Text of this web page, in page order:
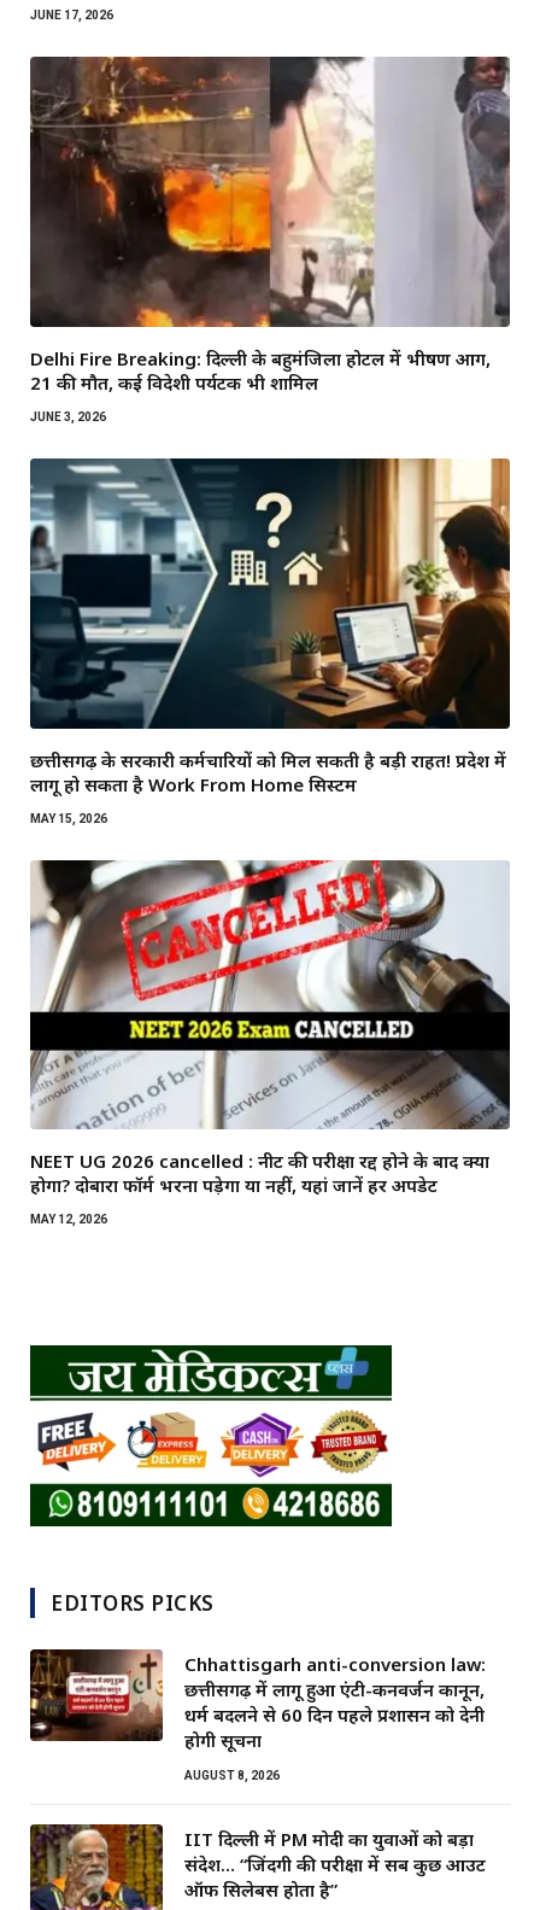
JUNE 17, 2026
Delhi Fire Breaking: दिल्ली के बहुमंजिला होटल में भीषण आग,
21 की मौत, कई विदेशी पर्यटक भी शामिल
JUNE 3, 2026
छत्तीसगढ़ के सरकारी कर्मचारियों को मिल सकती है बड़ी राहत! प्रदेश में
लागू हो सकता है Work From Home सिस्टम
MAY 15, 2026
NEET UG 2026 cancelled : नीट की परीक्षा रद्द होने के बाद क्या
होगा? दोबारा फॉर्म भरना पड़ेगा या नहीं, यहां जानें हर अपडेट
MAY 12, 2026
EDITORS PICKS
Chhattisgarh anti-conversion law:
छत्तीसगढ़ में लागू हुआ एंटी-कनवर्जन कानून,
धर्म बदलने से 60 दिन पहले प्रशासन को देनी
होगी सूचना
AUGUST 8, 2026
IIT दिल्ली में PM मोदी का युवाओं को बड़ा
संदेश… “जिंदगी की परीक्षा में सब कुछ आउट
ऑफ सिलेबस होता है”